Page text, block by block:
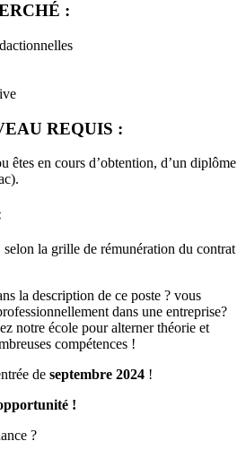
:
REQUIS :
êtes en cours d’obtention, d’un diplôme
la grille de rémunération du contrat
la description de ce poste ? vous
dans une entreprise?
notre école pour alterner théorie et
compétences !
de septembre 2024 !
!
?